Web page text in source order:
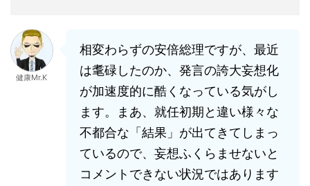
健康Mr.K
相変わらずの安倍総理ですが、最近
は耄碌したのか、発言の誇大妄想化
が加速度的に酷くなっている気がし
ます。まあ、就任初期と違い様々な
不都合な「結果」が出てきてしまっ
ているので、妄想ふくらませないと
コメントできない状況ではあります